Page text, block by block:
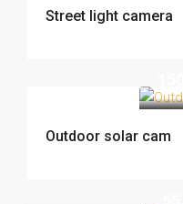
Street light camera
Outdoor solar cam